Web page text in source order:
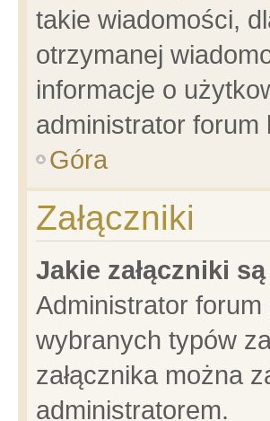
takie wiadomości,
otrzymanej
informacje o
administrator forum
Góra
Załączniki
Jakie załączniki
Administrator
wybranych typów
załącznika można
administratorem.